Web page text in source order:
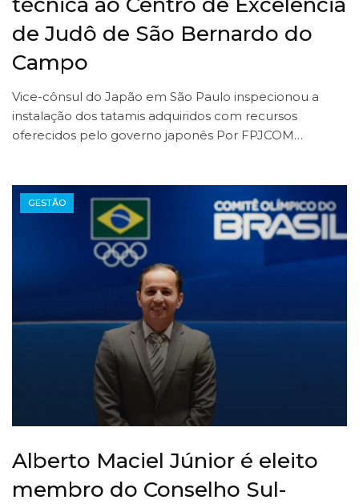
de Judô de São Bernardo do
Campo
Vice-cônsul do Japão em São Paulo inspecionou a
instalação dos tatamis adquiridos com recursos
oferecidos pelo governo japonês Por FPJCOM…
GESTÃO
Alberto Maciel Júnior é eleito
membro do Conselho Sul-